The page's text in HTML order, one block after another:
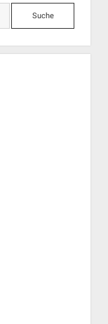
Suche